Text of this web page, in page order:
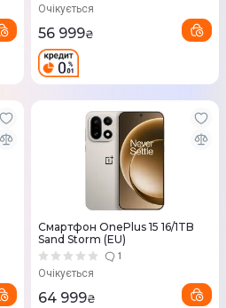
Очікується
56 999₴
Смартфон OnePlus 15 16/1TB
Sand Storm (EU)
1
Очікується
64 999₴